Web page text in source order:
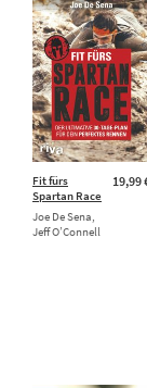
19,99
Fit fürs
Spartan Race
Joe De Sena,
Jeff O’Connell